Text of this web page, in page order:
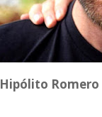
Hipólito Romero